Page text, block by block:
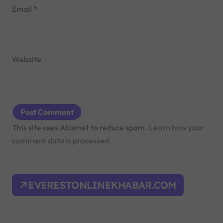
Email *
Website
This site uses Akismet to reduce spam. Learn how your
comment data is processed.
EVERESTONLINEKHABAR.COM